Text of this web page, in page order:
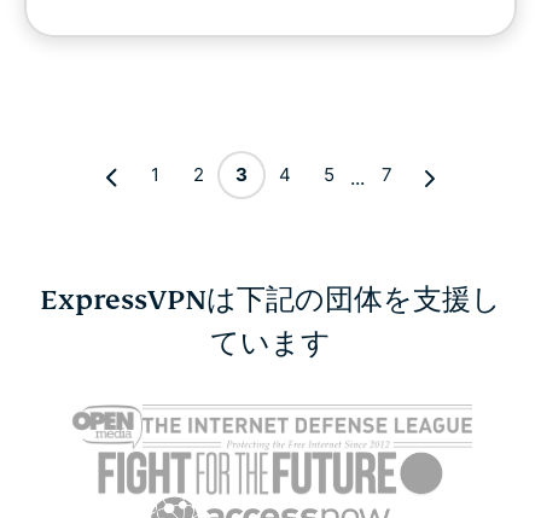
1 2 3 4 5 ... 7
ExpressVPNは下記の団体を支援し
ています